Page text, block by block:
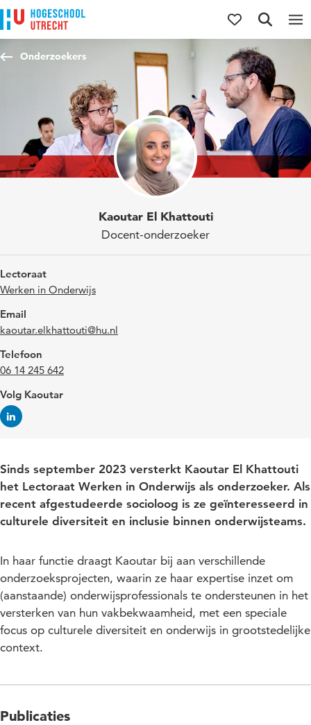
Direct naar de inhoud
Direct naar de hoofdnavigatie
Direct naar de zoekfunctie
Onderzoekers
Kaoutar El Khattouti
Docent-onderzoeker
Lectoraat
Werken in Onderwijs
Email
kaoutar.elkhattouti@hu.nl
Telefoon
06 14 245 642
Volg Kaoutar
Sinds september 2023 versterkt Kaoutar El Khattouti
het Lectoraat Werken in Onderwijs als onderzoeker. Als
recent afgestudeerde socioloog is ze geïnteresseerd in
culturele diversiteit en inclusie binnen onderwijsteams.
In haar functie draagt Kaoutar bij aan verschillende
onderzoeksprojecten, waarin ze haar expertise inzet om
(aanstaande) onderwijsprofessionals te ondersteunen in het
versterken van hun vakbekwaamheid, met een speciale
focus op culturele diversiteit en onderwijs in grootstedelijke
context.
Publicaties